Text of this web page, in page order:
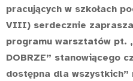
pracujących w szkołach
VIII) serdecznie
programu warsztatów pt.
DOBRZE” stanowiącego
dostępna dla